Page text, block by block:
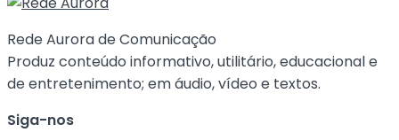
Rede Aurora de Comunicação
Produz conteúdo informativo, utilitário, educacional e
de entretenimento; em áudio, vídeo e textos.
Siga-nos